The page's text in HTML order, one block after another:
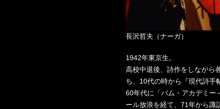
長沢哲夫（ナーガ）
1942年東京生。
高校中退後、詩作をしながら
ち、10代の時から『現代詩手
60年代に「バム・アカデミー
ール放浪を経て、71年から諏